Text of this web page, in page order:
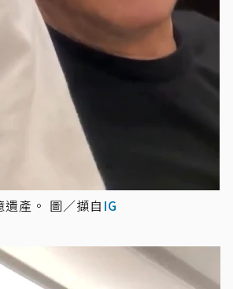
產。 圖／擷自 IG